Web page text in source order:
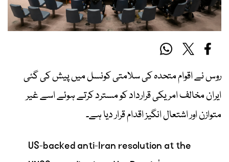
روس نے اقوام متحدہ کی سلامتی کونسل میں پیش کی گئی
ایران مخالف امریکی قرارداد کو مسترد کرتے ہوئے اسے غیر
متوازن اور اشتعال انگیز اقدام قرار دیا ہے۔
US-backed anti-Iran resolution at the